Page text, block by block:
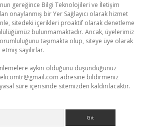
gereğince Bilgi Teknolojileri ve İletişim
onaylanmış bir Yer Sağlayıcı olarak hizmet
sitedeki içerikleri proaktif olarak denetleme
bulunmamaktadır. Ancak, üyelerimiz
taşımakta olup, siteye üye olarak
sayılırlar.
aykırı olduğunu düşündüğünüz
adresine bildirmeniz
süre içerisinde sitemizden kaldırılacaktır.